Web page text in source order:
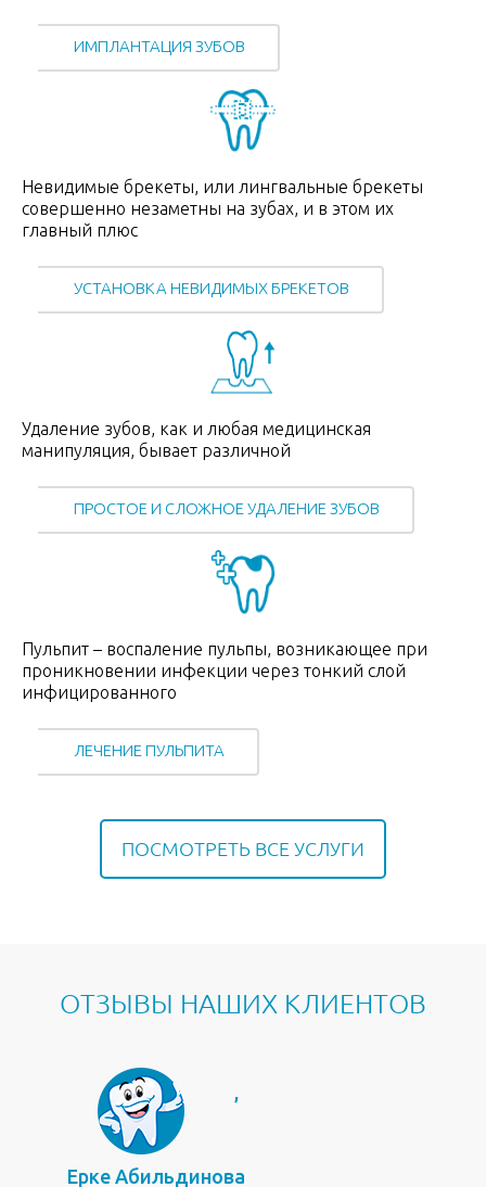
ИМПЛАНТАЦИЯ ЗУБОВ
Невидимые брекеты, или лингвальные брекеты
совершенно незаметны на зубах, и в этом их
главный плюс
УСТАНОВКА НЕВИДИМЫХ БРЕКЕТОВ
Удаление зубов, как и любая медицинская
манипуляция, бывает различной
ПРОСТОЕ И СЛОЖНОЕ УДАЛЕНИЕ ЗУБОВ
Пульпит – воспаление пульпы, возникающее при
проникновении инфекции через тонкий слой
инфицированного
ЛЕЧЕНИЕ ПУЛЬПИТА
ПОСМОТРЕТЬ ВСЕ УСЛУГИ
ОТЗЫВЫ НАШИХ КЛИЕНТОВ
Ерке Абильдинова